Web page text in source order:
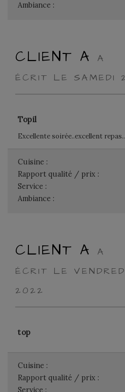
Ambiance :
CLIENT A
A
ÉCRIT LE SAMEDI
Topil
Excellente soirée..excellent
Cuisine :
Rapport qualité / prix :
Service :
Ambiance :
CLIENT A
A
ÉCRIT LE
2022
top
Cuisine :
Rapport qualité / prix :
Service :